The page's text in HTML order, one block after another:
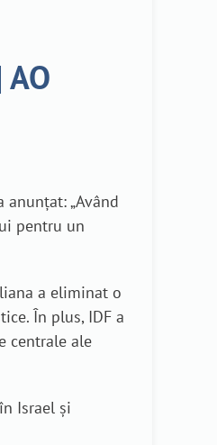
„Având
pentru un
a eliminat o
În plus, IDF a
centrale ale
Israel și